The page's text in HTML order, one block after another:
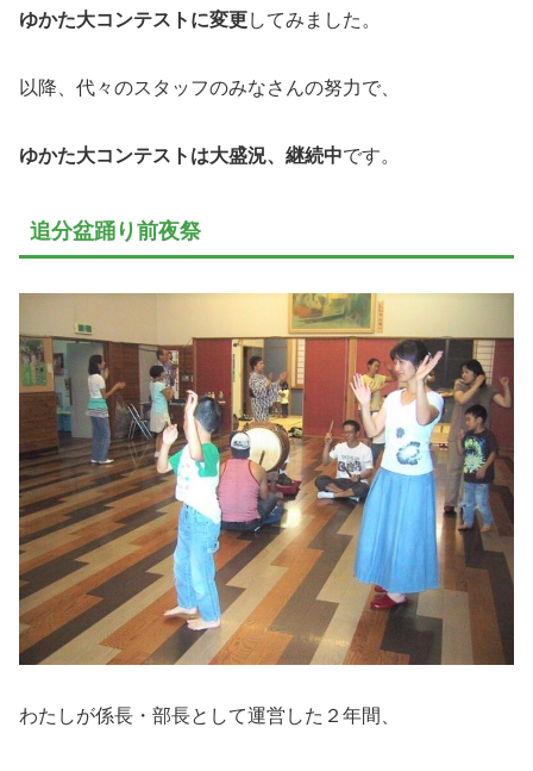
ゆかた大コンテストに変更してみました。
以降、代々のスタッフのみなさんの努力で、
ゆかた大コンテストは大盛況、継続中です。
追分盆踊り前夜祭
わたしが係長・部長として運営した２年間、